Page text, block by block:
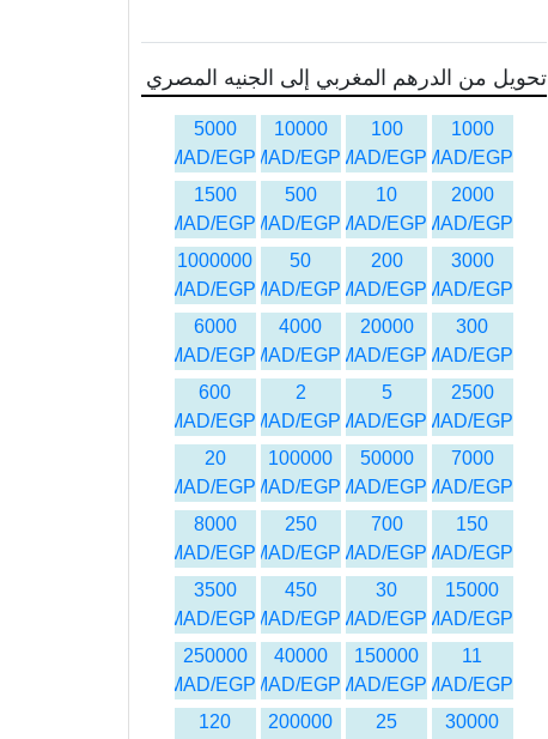
تحويل من الدرهم المغربي إلى الجنيه المصري
1000
MAD/EGP
100
MAD/EGP
10000
MAD/EGP
5000
MAD/EGP
2000
MAD/EGP
10
MAD/EGP
500
MAD/EGP
1500
MAD/EGP
3000
MAD/EGP
200
MAD/EGP
50
MAD/EGP
1000000
MAD/EGP
300
MAD/EGP
20000
MAD/EGP
4000
MAD/EGP
6000
MAD/EGP
2500
MAD/EGP
5
MAD/EGP
2
MAD/EGP
600
MAD/EGP
7000
MAD/EGP
50000
MAD/EGP
100000
MAD/EGP
20
MAD/EGP
150
MAD/EGP
700
MAD/EGP
250
MAD/EGP
8000
MAD/EGP
15000
MAD/EGP
30
MAD/EGP
450
MAD/EGP
3500
MAD/EGP
11
MAD/EGP
150000
MAD/EGP
40000
MAD/EGP
250000
MAD/EGP
30000
25
200000
120